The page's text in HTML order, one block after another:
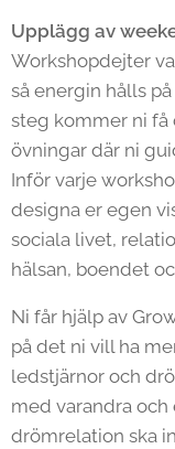
Upplägg av
Workshopdejter
så energin hålls
steg kommer ni få
övningar där ni
Inför varje
designa er egen
sociala livet,
hälsan, boendet
Ni får hjälp av
på det ni vill ha
ledstjärnor och
med varandra och
drömrelation ska